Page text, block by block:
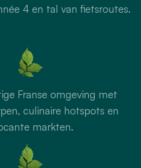
4 en tal van fietsroutes.
Franse omgeving met
culinaire hotspots en
markten.